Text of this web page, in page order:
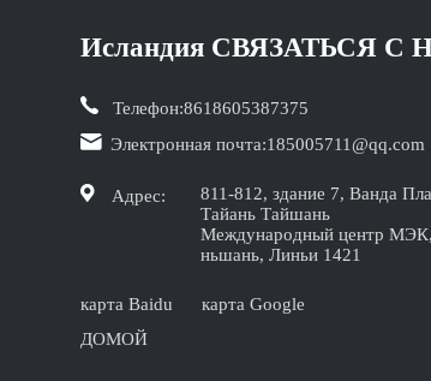
Исландия СВЯЗАТЬСЯ С
Телефон:8618605387375
Электронная почта:185005711@qq.com
Адрес:
811-812, здание 7, Ванда
Тайань Тайшань
Международный центр
ньшань, Линьи 1421
карта Baidu
карта Google
ДОМОЙ